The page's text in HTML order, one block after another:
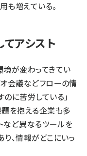
も増えている。
アシスト
境が変わってきてい
会議などフローの情
に苦労している」
題を抱える企業も多
など異なるツールを
、情報がどこにいっ